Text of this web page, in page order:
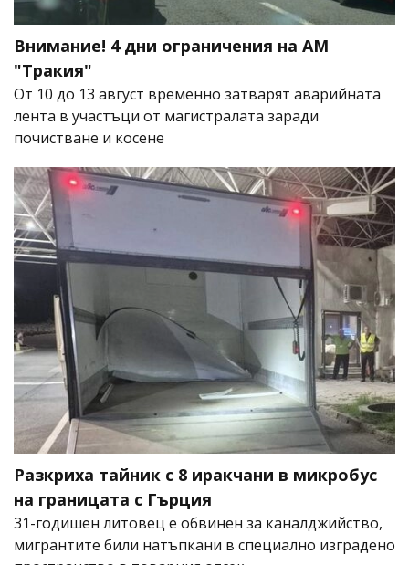
Внимание! 4 дни ограничения на АМ
"Тракия"
От 10 до 13 август временно затварят аварийната
лента в участъци от магистралата заради
почистване и косене
Разкриха тайник с 8 иракчани в микробус
на границата с Гърция
31-годишен литовец е обвинен за каналджийство,
мигрантите били натъпкани в специално изградено